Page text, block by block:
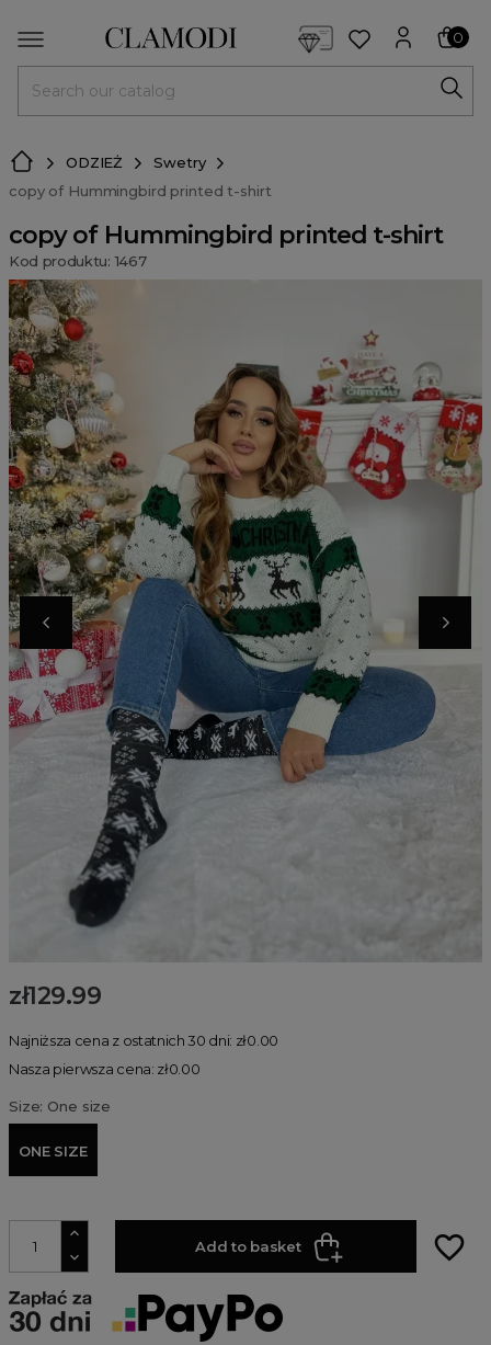
0
ODZIEŻ
Swetry
copy of Hummingbird printed t-shirt
copy of Hummingbird printed t-shirt
Kod produktu: 1467
zł129.99
Najniższa cena z ostatnich 30 dni: zł0.00
Nasza pierwsza cena: zł0.00
Size: One size
ONE SIZE
Add to basket favorite_border